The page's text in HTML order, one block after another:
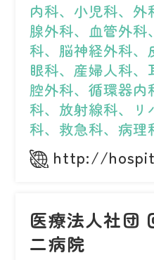
内科、小児科、
腺外科、血管外
科、脳神経外科、
眼科、産婦人科
腔外科、循環器
科、放射線科、リ
科、救急科、病理
http://
医療法人社団
二病院